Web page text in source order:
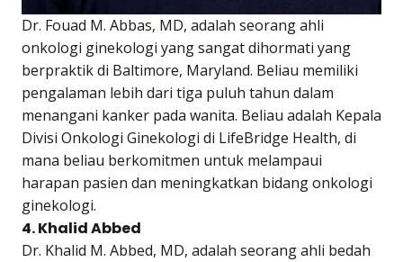
Dr. Fouad M. Abbas, MD, adalah seorang ahli
onkologi ginekologi yang sangat dihormati yang
berpraktik di Baltimore, Maryland. Beliau memiliki
pengalaman lebih dari tiga puluh tahun dalam
menangani kanker pada wanita. Beliau adalah Kepala
Divisi Onkologi Ginekologi di LifeBridge Health, di
mana beliau berkomitmen untuk melampaui
harapan pasien dan meningkatkan bidang onkologi
ginekologi.
4. Khalid Abbed
Dr. Khalid M. Abbed, MD, adalah seorang ahli bedah